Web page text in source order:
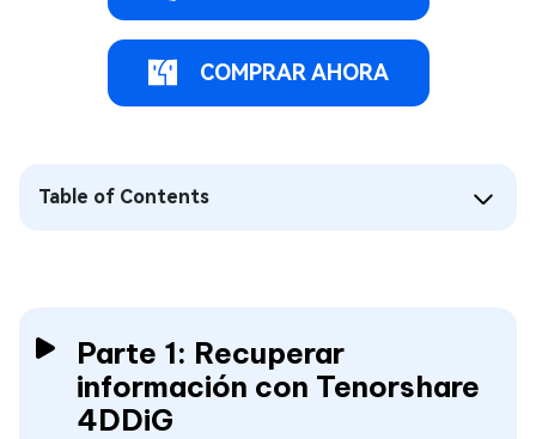
COMPRAR AHORA
Table of Contents
Parte 1: Recuperar
información con Tenorshare
4DDiG